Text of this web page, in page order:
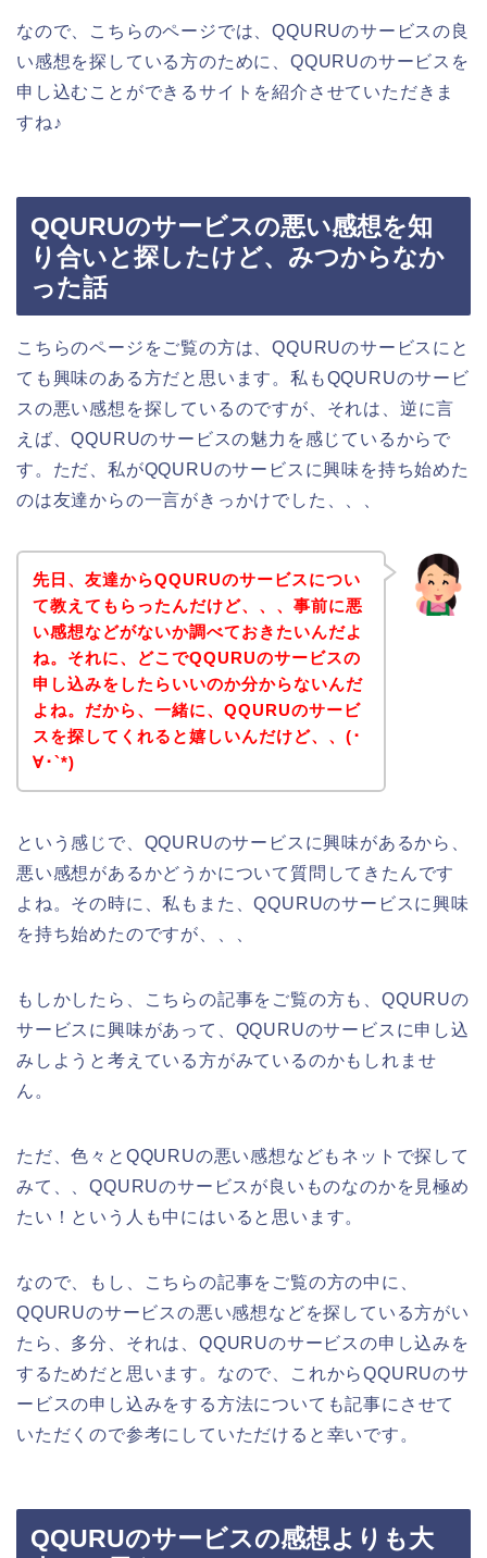
なので、こちらのページでは、QQURUのサービスの良
い感想を探している方のために、QQURUのサービスを
申し込むことができるサイトを紹介させていただきま
すね♪
QQURUのサービスの悪い感想を知
り合いと探したけど、みつからなか
った話
こちらのページをご覧の方は、QQURUのサービスにと
ても興味のある方だと思います。私もQQURUのサービ
スの悪い感想を探しているのですが、それは、逆に言
えば、QQURUのサービスの魅力を感じているからで
す。ただ、私がQQURUのサービスに興味を持ち始めた
のは友達からの一言がきっかけでした、、、
先日、友達からQQURUのサービスについ
て教えてもらったんだけど、、、事前に悪
い感想などがないか調べておきたいんだよ
ね。それに、どこでQQURUのサービスの
申し込みをしたらいいのか分からないんだ
よね。だから、一緒に、QQURUのサービ
スを探してくれると嬉しいんだけど、、(･
∀･`*)
という感じで、QQURUのサービスに興味があるから、
悪い感想があるかどうかについて質問してきたんです
よね。その時に、私もまた、QQURUのサービスに興味
を持ち始めたのですが、、、
もしかしたら、こちらの記事をご覧の方も、QQURUの
サービスに興味があって、QQURUのサービスに申し込
みしようと考えている方がみているのかもしれませ
ん。
ただ、色々とQQURUの悪い感想などもネットで探して
みて、、QQURUのサービスが良いものなのかを見極め
たい！という人も中にはいると思います。
なので、もし、こちらの記事をご覧の方の中に、
QQURUのサービスの悪い感想などを探している方がい
たら、多分、それは、QQURUのサービスの申し込みを
するためだと思います。なので、これからQQURUのサ
ービスの申し込みをする方法についても記事にさせて
いただくので参考にしていただけると幸いです。
QQURUのサービスの感想よりも大